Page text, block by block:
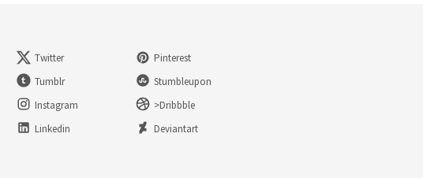
Twitter
Pinterest
Tumblr
Stumbleupon
Instagram
>Dribbble
Linkedin
Deviantart